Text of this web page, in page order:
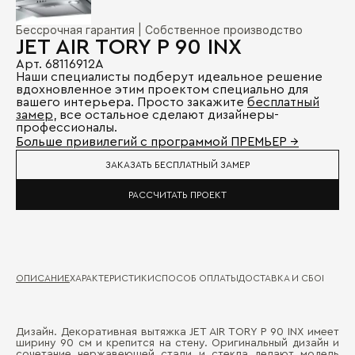
Бессрочная гарантия | Собственное производство
JET AIR TORY P 90 INX
Арт. 68116912A
Наши специалисты подберут идеальное решение
вдохновленное этим проектом специально для
вашего интерьера. Просто закажите бесплатный
замер , все остальное сделают дизайнеры-
профессионалы.
Больше привилегий с программой ПРЕМЬЕР →
ЗАКАЗАТЬ БЕСПЛАТНЫЙ ЗАМЕР
РАССЧИТАТЬ ПРОЕКТ
ОПИСАНИЕХАРАКТЕРИСТИКИСПОСОБ ОПЛАТЫДОСТАВКА И СБОРКА
Дизайн. Декоративная вытяжка JET AIR TORY P 90 INX имеет
ширину 90 см и крепится на стену. Оригинальный дизайн и